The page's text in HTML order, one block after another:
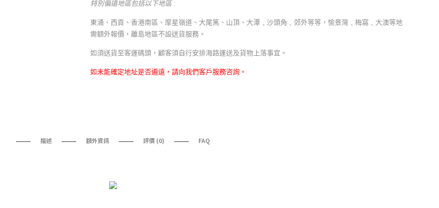
特別偏遠地區包括以下地區 :
東涌、西貢、香港南區、摩星嶺道、大尾篤、山頂、大潭﹑沙頭角﹑郊外等等，愉景灣﹑梅窩﹑大澳等地
需額外報價，離島地區不設送貨服務。
如須送貨至客運碼頭，顧客須自行安排海路運送及貨物上落事宜。
如未能確定地址是否遍遠，請向我們客戶服務咨詢。
描述 額外資訊 評價 (0) FAQ